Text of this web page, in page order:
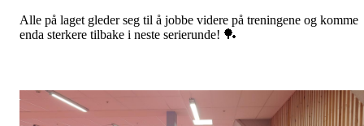
Alle på laget gleder seg til å jobbe videre på treningene og komme
enda sterkere tilbake i neste serierunde! 🏓